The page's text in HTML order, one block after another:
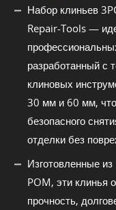
Набор клиньев
Repair-Tools —
разработанный с
клиновых
30 мм и 60 мм,
безопасного
отделки без
Изготовленные
POM, эти клинья
прочность,